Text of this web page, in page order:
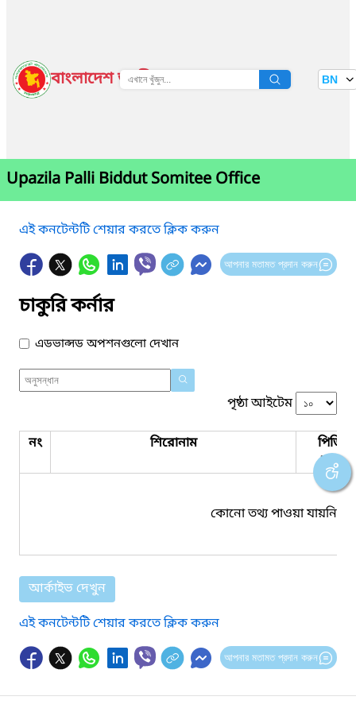
বাংলাদেশ জাতীয় তথ্য বাতায়ন BN
Upazila Palli Biddut Somitee Office
এই কনটেন্টটি শেয়ার করতে ক্লিক করুন
আপনার মতামত প্রদান করুন
চাকুরি কর্নার
এডভান্সড অপশনগুলো দেখান
পৃষ্ঠা আইটেম
নং শিরোনাম
কোনো তথ্য পাওয়া যায়নি।
আর্কাইভ দেখুন
এই কনটেন্টটি শেয়ার করতে ক্লিক করুন
আপনার মতামত প্রদান করুন